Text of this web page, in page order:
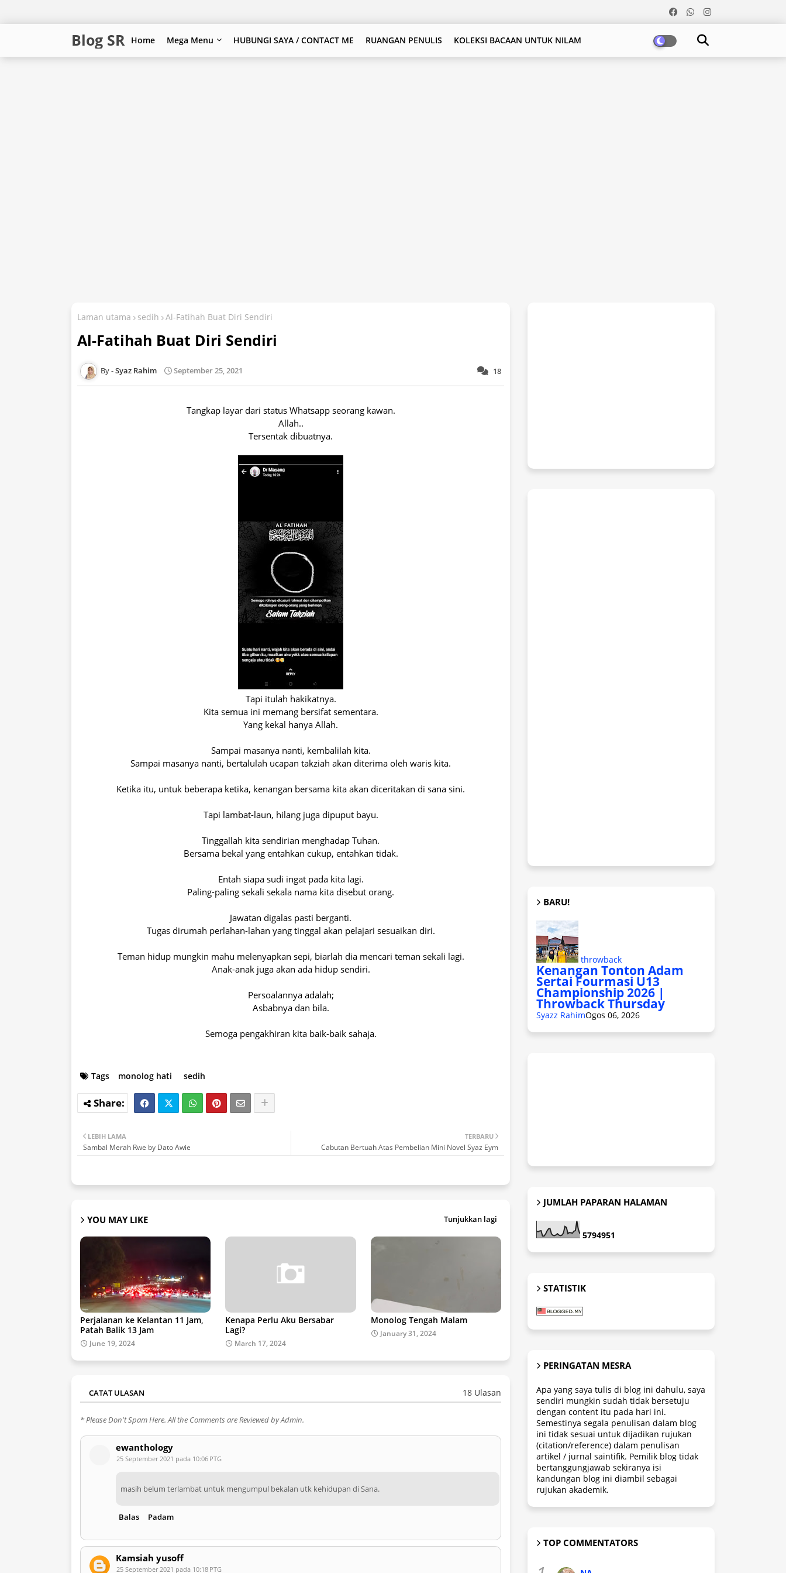
Blog SR Home Mega Menu HUBUNGI SAYA / CONTACT ME RUANGAN PENULIS KOLEKSI BACAAN UNTUK NILAM
Laman utama sedih Al-Fatihah Buat Diri Sendiri
Al-Fatihah Buat Diri Sendiri
18
Syaz Rahim September 25, 2021
Tangkap layar dari status Whatsapp seorang kawan.
Allah..
Tersentak dibuatnya.
Tapi itulah hakikatnya.
Kita semua ini memang bersifat sementara.
Yang kekal hanya Allah.
Sampai masanya nanti, kembalilah kita.
Sampai masanya nanti, bertalulah ucapan takziah akan diterima oleh waris kita.
Ketika itu, untuk beberapa ketika, kenangan bersama kita akan diceritakan di sana sini.
Tapi lambat-laun, hilang juga dipuput bayu.
Tinggallah kita sendirian menghadap Tuhan.
Bersama bekal yang entahkan cukup, entahkan tidak.
Entah siapa sudi ingat pada kita lagi.
Paling-paling sekali sekala nama kita disebut orang.
Jawatan digalas pasti berganti.
Tugas dirumah perlahan-lahan yang tinggal akan pelajari sesuaikan diri.
Teman hidup mungkin mahu melenyapkan sepi, biarlah dia mencari teman sekali lagi.
Anak-anak juga akan ada hidup sendiri.
Persoalannya adalah;
Asbabnya dan bila.
Semoga pengakhiran kita baik-baik sahaja.
Tags monolog hati sedih
TERBARU
Cabutan Bertuah Atas Pembelian Mini Novel Syaz Eym
LEBIH LAMA
Sambal Merah Rwe by Dato Awie
YOU MAY LIKE Tunjukkan lagi
Perjalanan ke Kelantan 11 Jam,
Patah Balik 13 Jam
June 19, 2024
Kenapa Perlu Aku Bersabar
Lagi?
March 17, 2024
Monolog Tengah Malam
January 31, 2024
CATAT ULASAN 18 Ulasan
* Please Don't Spam Here. All the Comments are Reviewed by Admin.
ewanthology
25 September 2021 pada 10:06 PTG
masih belum terlambat untuk mengumpul bekalan utk kehidupan di Sana.
Balas Padam
Kamsiah yusoff
25 September 2021 pada 10:18 PTG
BARU!
throwback
Kenangan Tonton Adam
Sertai Fourmasi U13
Championship 2026 |
Throwback Thursday
Syazz RahimOgos 06, 2026
JUMLAH PAPARAN HALAMAN
5794951
STATISTIK
PERINGATAN MESRA
Apa yang saya tulis di blog ini dahulu, saya
sendiri mungkin sudah tidak bersetuju
dengan content itu pada hari ini.
Semestinya segala penulisan dalam blog
ini tidak sesuai untuk dijadikan rujukan
(citation/reference) dalam penulisan
artikel / jurnal saintifik. Pemilik blog tidak
bertanggungjawab sekiranya isi
kandungan blog ini diambil sebagai
rujukan akademik.
TOP COMMENTATORS